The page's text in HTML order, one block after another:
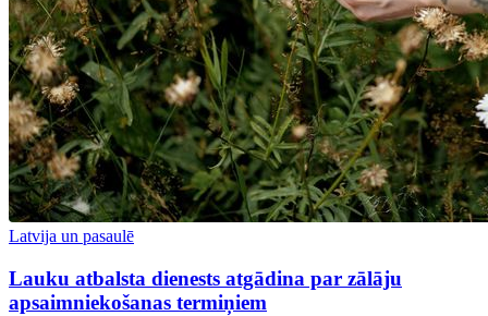
Latvija un pasaulē
Lauku atbalsta dienests atgādina par zālāju
apsaimniekošanas termiņiem